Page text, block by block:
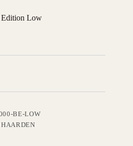
Edition Low
BE-LOW